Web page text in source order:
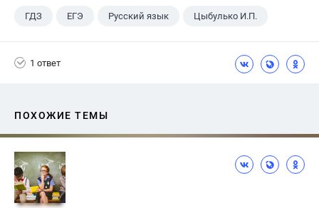
ГДЗ ЕГЭ Русский язык Цыбулько И.П.
1 ответ
ПОХОЖИЕ ТЕМЫ